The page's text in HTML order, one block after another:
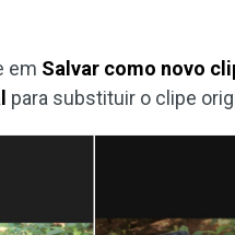
em Salvar como novo
para substituir o clipe